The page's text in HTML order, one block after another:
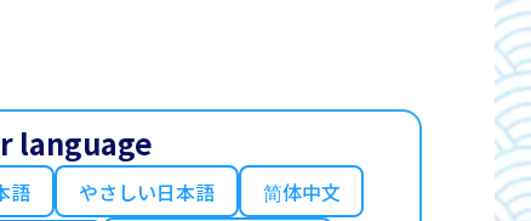
language
語 やさしい日本語
简体中文